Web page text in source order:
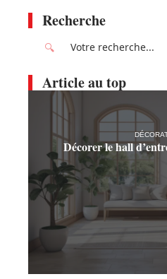
Recherche
Article au top
Décorer le hall